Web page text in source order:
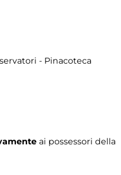
- Pinacoteca
ai possessori della